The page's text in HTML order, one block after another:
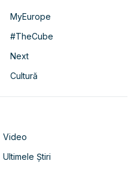
MyEurope
#TheCube
Next
Cultură
Video
Ultimele Știri